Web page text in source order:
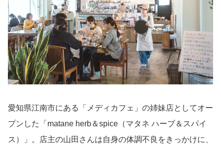
愛知県江南市にある「メディカフェ」の姉妹店としてオー
プンした「matane herb＆spice（マタネ ハーブ＆スパイ
ス）」。店主の山田さんは自身の体調不良をきっかけに、